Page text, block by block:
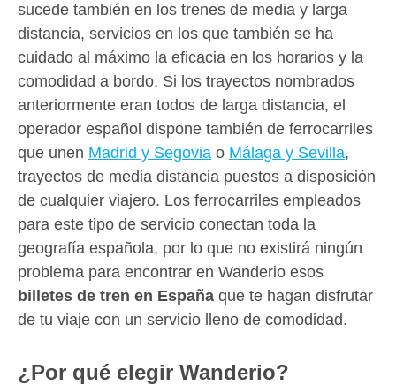
sucede también en los trenes de media y larga
distancia, servicios en los que también se ha
cuidado al máximo la eficacia en los horarios y la
comodidad a bordo. Si los trayectos nombrados
anteriormente eran todos de larga distancia, el
operador español dispone también de ferrocarriles
que unen Madrid y Segovia o Málaga y Sevilla,
trayectos de media distancia puestos a disposición
de cualquier viajero. Los ferrocarriles empleados
para este tipo de servicio conectan toda la
geografía española, por lo que no existirá ningún
problema para encontrar en Wanderio esos
billetes de tren en España que te hagan disfrutar
de tu viaje con un servicio lleno de comodidad.
¿Por qué elegir Wanderio?